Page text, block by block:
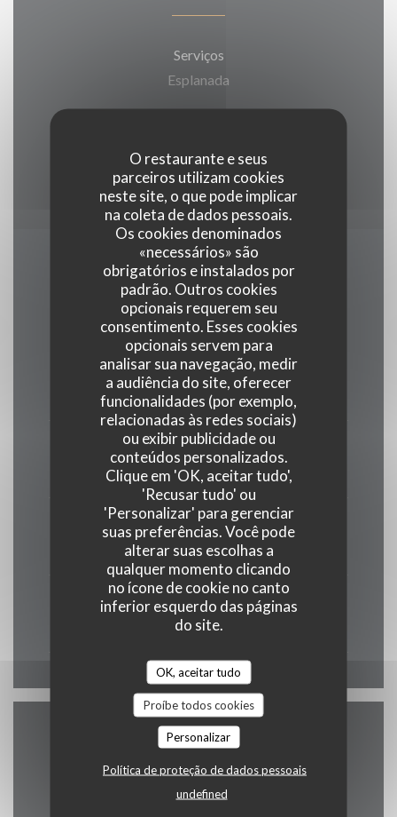
O restaurante e seus
parceiros utilizam cookies
neste site, o que pode implicar
na coleta de dados pessoais.
Os cookies denominados
«necessários» são
obrigatórios e instalados por
padrão. Outros cookies
opcionais requerem seu
consentimento. Esses cookies
opcionais servem para
analisar sua navegação, medir
a audiência do site, oferecer
funcionalidades (por exemplo,
relacionadas às redes sociais)
ou exibir publicidade ou
conteúdos personalizados.
Clique em 'OK, aceitar tudo',
'Recusar tudo' ou
'Personalizar' para gerenciar
suas preferências. Você pode
alterar suas escolhas a
qualquer momento clicando
no ícone de cookie no canto
inferior esquerdo das páginas
do site.
OK, aceitar tudo
Proíbe todos cookies
Personalizar
Política de proteção de dados pessoais
undefined
Serviços
Esplanada
Ticket Restaurante, Visa, Eurocard/Mastercard,
Dinheiro, Cartão Azul
Horário de abertura
Segunda-feira
19:00 - 22:00
Ter-Qui
12:00 - 14:00
• 19:00 - 22:00
Sex -Sab
12:00 - 15:00 • 19:00 - 23:00
Domingo
Fechado
Acesso